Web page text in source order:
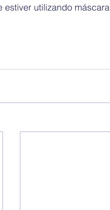
estiver utilizando máscara